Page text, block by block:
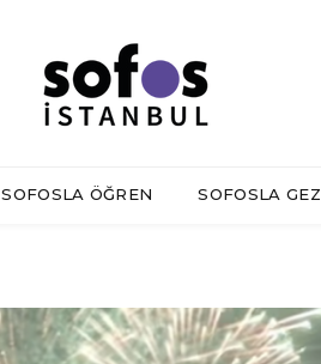
SOFOSLA ÖĞREN SOFOSLA GEZ